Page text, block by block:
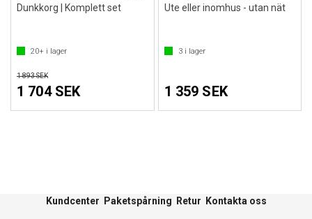
Dunkkorg | Komplett set
20+ i lager
1 893 SEK
1 704 SEK
Ute eller inomhus - utan nät
3i lager
1 359 SEK
Kundcenter Paketspårning Retur Kontakta oss